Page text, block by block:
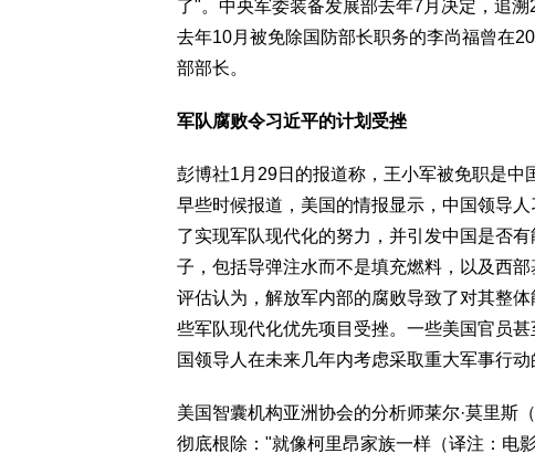
了"。中央军委装备发展部去年7月决定，追
去年10月被免除国防部长职务的李尚福曾在
部部长。
军队腐败令习近平的计划受挫
彭博社1月29日的报道称，王小军被免职是中
早些时候报道，美国的情报显示，中国领导
了实现军队现代化的努力，并引发中国是否
子，包括导弹注水而不是填充燃料，以及西
评估认为，解放军内部的腐败导致了对其整
些军队现代化优先项目受挫。一些美国官员
国领导人在未来几年内考虑采取重大军事行动
美国智囊机构亚洲协会的分析师莱尔·莫里斯
彻底根除："就像柯里昂家族一样（译注：电